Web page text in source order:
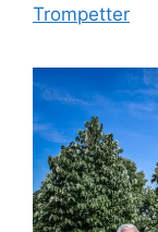
Trompetter